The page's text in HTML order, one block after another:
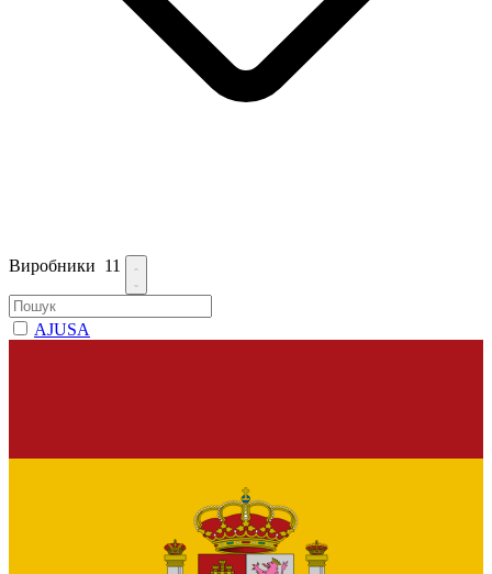
Виробники 11
AJUSA